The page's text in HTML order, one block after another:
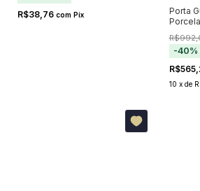
R$38,76 com Pix
Porta
-40%
10 x de